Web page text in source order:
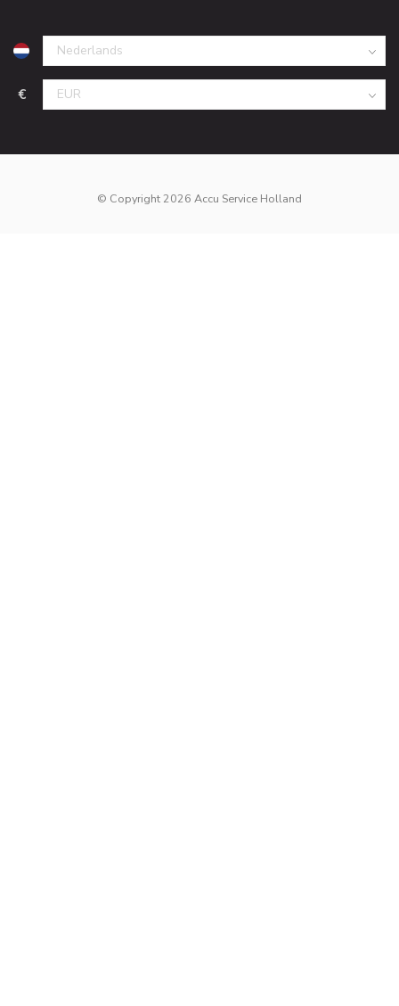
€
© Copyright 2026 Accu Service Holland